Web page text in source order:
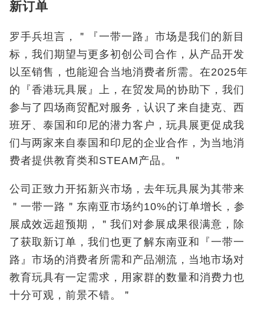
新订单
罗手兵坦言，＂『一带一路』市场是我们的新目
标，我们期望与更多初创公司合作，从产品开发
以至销售，也能迎合当地消费者所需。在2025年
的『香港玩具展』上，在贸发局的协助下，我们
参与了四场商贸配对服务，认识了来自捷克、西
班牙、泰国和印尼的潜力客户，玩具展更促成我
们与两家来自泰国和印尼的企业合作，为当地消
费者提供教育类和STEAM产品。＂
公司正致力开拓新兴市场，去年玩具展为其带来
＂一带一路＂东南亚市场约10%的订单增长，参
展成效远超预期，＂我们对参展成果很满意，除
了获取新订单，我们也更了解东南亚和『一带一
路』市场的消费者所需和产品潮流，当地市场对
教育玩具有一定需求，用家群的数量和消费力也
十分可观，前景不错。＂